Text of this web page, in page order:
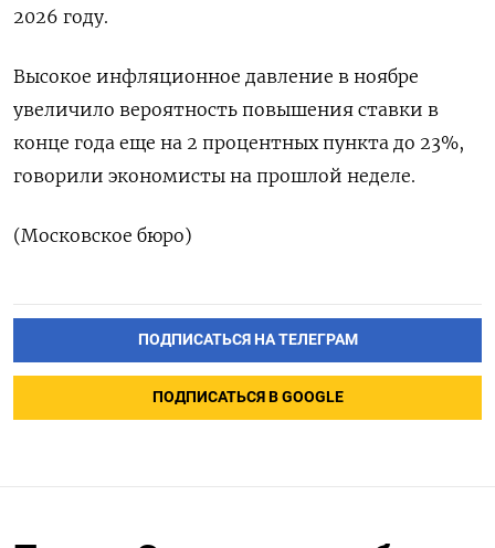
2026 году.
Высокое инфляционное давление в ноябре
увеличило вероятность повышения ставки в
конце года еще на 2 процентных пункта до 23%,
говорили экономисты на прошлой неделе.
(Московское бюро)
ПОДПИСАТЬСЯ НА ТЕЛЕГРАМ
ПОДПИСАТЬСЯ В GOOGLE